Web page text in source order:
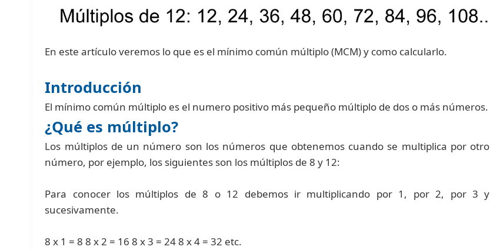
En este artículo veremos lo que es el mínimo común múltiplo (MCM) y como calcularlo.
Introducción
El mínimo común múltiplo es el numero positivo más pequeño múltiplo de dos o más números.
¿Qué es múltiplo?
Los múltiplos de un número son los números que obtenemos cuando se multiplica por otro
número, por ejemplo, los siguientes son los múltiplos de 8 y 12:
Para conocer los múltiplos de 8 o 12 debemos ir multiplicando por 1, por 2, por 3 y
sucesivamente.
8 x 1 = 8 8 x 2 = 16 8 x 3 = 24 8 x 4 = 32 etc.